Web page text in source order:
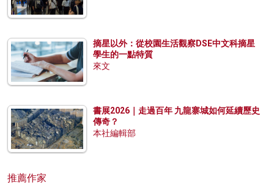
摘星以外：從校園生活觀察DSE中文科摘星
學生的一點特質
來文
書展2026｜走過百年 九龍寨城如何延續歷史
傳奇？
本社編輯部
推薦作家